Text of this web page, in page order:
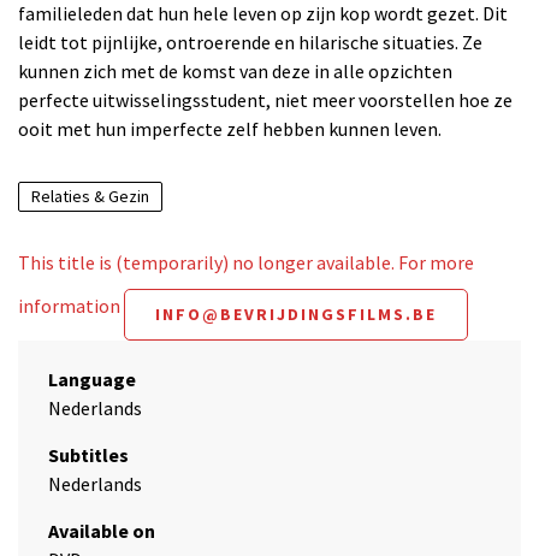
familieleden dat hun hele leven op zijn kop wordt gezet. Dit
leidt tot pijnlijke, ontroerende en hilarische situaties. Ze
kunnen zich met de komst van deze in alle opzichten
perfecte uitwisselingsstudent, niet meer voorstellen hoe ze
ooit met hun imperfecte zelf hebben kunnen leven.
Relaties & Gezin
This title is (temporarily) no longer available. For more
information
INFO@BEVRIJDINGSFILMS.BE
Language
Nederlands
Subtitles
Nederlands
Available on